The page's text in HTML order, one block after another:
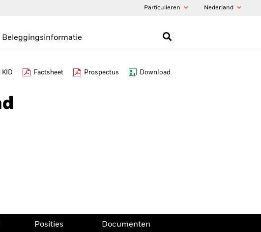
Particulieren Nederland
Beleggingsinformatie
KID Factsheet Prospectus Download
Posities Documenten